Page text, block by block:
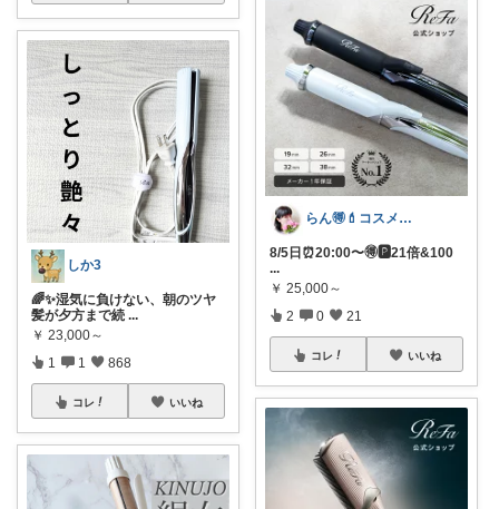
しか3
🌈✨湿気に負けない、朝のツヤ
髪が夕方まで続 ...
￥ 23,000～
1 1 868
コレ いいね
らん🉐💄コスメ&ファッション👗✨
8/5日⏰20:00〜🉐🅿️21倍&100
...
￥ 25,000～
2 0 21
コレ いいね